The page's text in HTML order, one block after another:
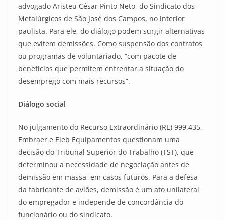
advogado Aristeu César Pinto Neto, do Sindicato dos
Metalúrgicos de São José dos Campos, no interior
paulista. Para ele, do diálogo podem surgir alternativas
que evitem demissões. Como suspensão dos contratos
ou programas de voluntariado, “com pacote de
benefícios que permitem enfrentar a situação do
desemprego com mais recursos”.
Diálogo social
No julgamento do Recurso Extraordinário (RE) 999.435,
Embraer e Eleb Equipamentos questionam uma
decisão do Tribunal Superior do Trabalho (TST), que
determinou a necessidade de negociação antes de
demissão em massa, em casos futuros. Para a defesa
da fabricante de aviões, demissão é um ato unilateral
do empregador e independe de concordância do
funcionário ou do sindicato.